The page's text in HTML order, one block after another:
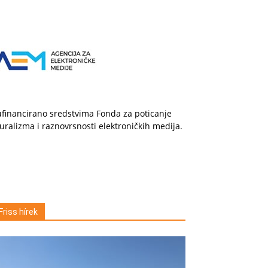
sredstvima Fonda za poticanje
i raznovrsnosti elektroničkih medija.
Friss hírek